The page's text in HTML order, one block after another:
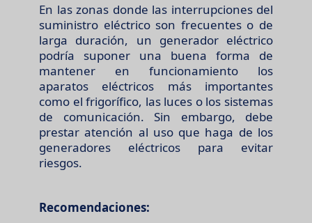
En las zonas donde las interrupciones del
suministro eléctrico son frecuentes o de
larga duración, un generador eléctrico
podría suponer una buena forma de
mantener en funcionamiento los
aparatos eléctricos más importantes
como el frigorífico, las luces o los sistemas
de comunicación. Sin embargo, debe
prestar atención al uso que haga de los
generadores eléctricos para evitar
riesgos.
Recomendaciones: